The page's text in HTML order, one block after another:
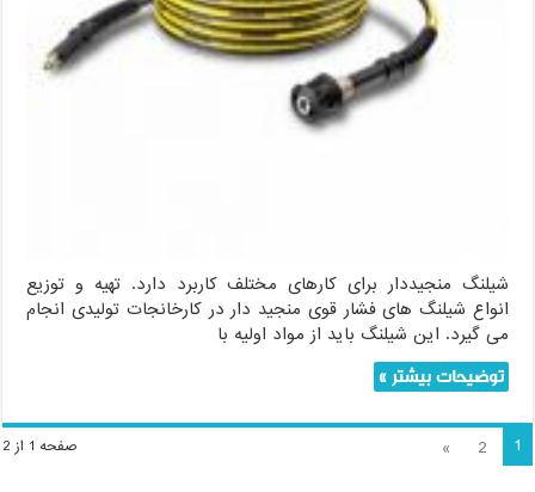
شیلنگ منجیددار برای کارهای مختلف کاربرد دارد. تهیه و توزیع
انواع شیلنگ های فشار قوی منجید دار در کارخانجات تولیدی انجام
می گیرد. این شیلنگ باید از مواد اولیه با
توضیحات بیشتر »
صفحه 1 از 2 1
2
»